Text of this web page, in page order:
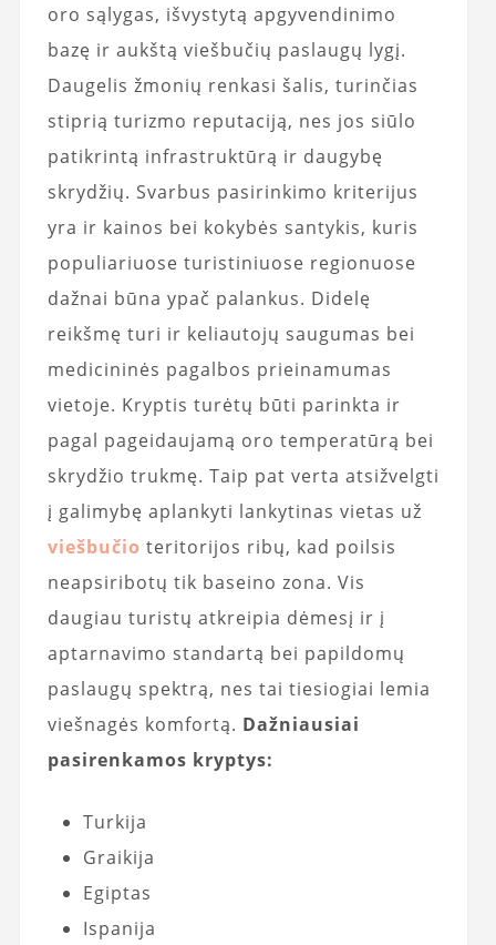
oro sąlygas, išvystytą apgyvendinimo
bazę ir aukštą viešbučių paslaugų lygį.
Daugelis žmonių renkasi šalis, turinčias
stiprią turizmo reputaciją, nes jos siūlo
patikrintą infrastruktūrą ir daugybę
skrydžių. Svarbus pasirinkimo kriterijus
yra ir kainos bei kokybės santykis, kuris
populiariuose turistiniuose regionuose
dažnai būna ypač palankus. Didelę
reikšmę turi ir keliautojų saugumas bei
medicininės pagalbos prieinamumas
vietoje. Kryptis turėtų būti parinkta ir
pagal pageidaujamą oro temperatūrą bei
skrydžio trukmę. Taip pat verta atsižvelgti
į galimybę aplankyti lankytinas vietas už
viešbučio teritorijos ribų, kad poilsis
neapsiribotų tik baseino zona. Vis
daugiau turistų atkreipia dėmesį ir į
aptarnavimo standartą bei papildomų
paslaugų spektrą, nes tai tiesiogiai lemia
viešnagės komfortą. Dažniausiai
pasirenkamos kryptys:
Turkija
Graikija
Egiptas
Ispanija